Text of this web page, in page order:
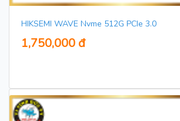
HIKSEMI WAVE Nvme 512G PCIe 3.0
1,750,000 đ